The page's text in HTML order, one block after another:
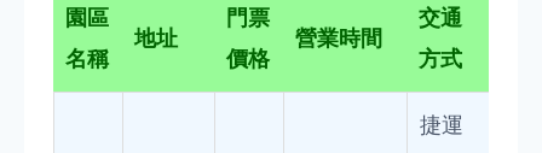
園區
名稱
地址
門票
價格
營業時間
交通
方式
捷運